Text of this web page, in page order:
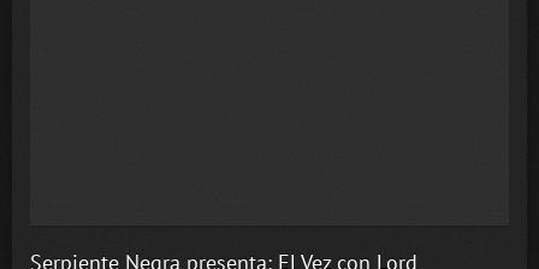
Serpiente Negra presenta: El Vez con Lord